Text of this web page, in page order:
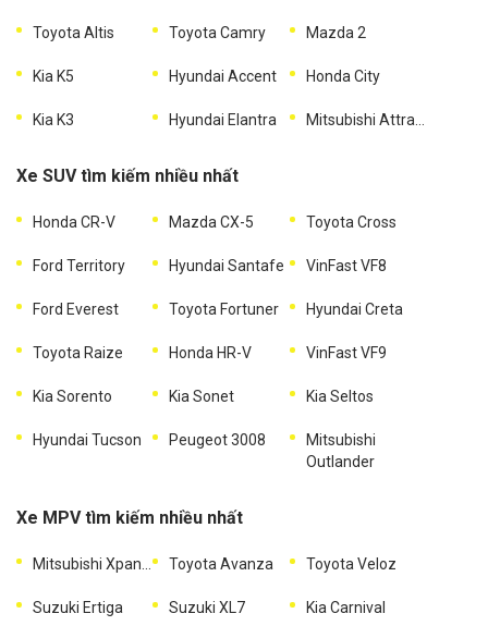
Toyota Altis Toyota Camry Mazda 2
Kia K5 Hyundai Accent Honda City
Kia K3 Hyundai Elantra
Xe SUV tìm kiếm nhiều nhất
Honda CR-V Mazda CX-5 Toyota Cross
Ford Territory Hyundai Santafe VinFast VF8
Ford Everest Toyota Fortuner Hyundai Creta
Toyota Raize Honda HR-V VinFast VF9
Kia Sorento Kia Sonet Kia Seltos
Hyundai Tucson Peugeot 3008
Mitsubishi
Outlander
Xe MPV tìm kiếm nhiều nhất
Toyota Avanza Toyota Veloz
Suzuki Ertiga Suzuki XL7 Kia Carnival